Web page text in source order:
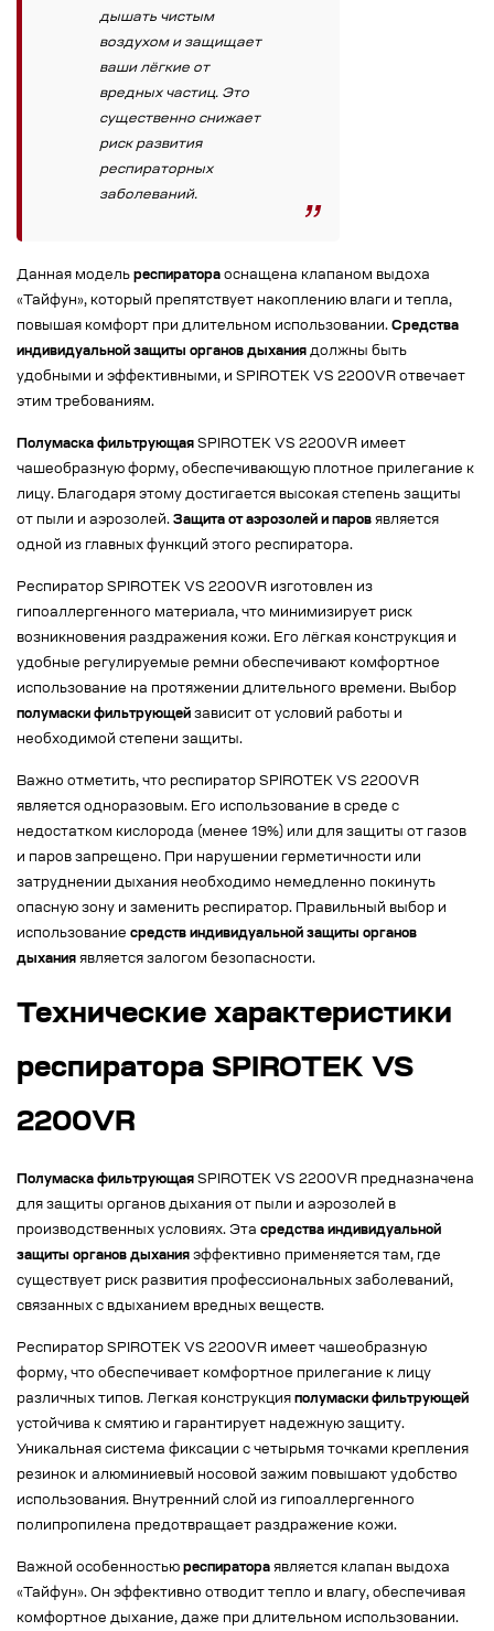
дышать чистым
воздухом и защищает
ваши лёгкие от
вредных частиц. Это
существенно снижает
риск развития
респираторных
заболеваний.
Данная модель респиратора оснащена клапаном выдоха
«Тайфун», который препятствует накоплению влаги и тепла,
повышая комфорт при длительном использовании. Средства
индивидуальной защиты органов дыхания должны быть
удобными и эффективными, и SPIROTEK VS 2200VR отвечает
этим требованиям.
Полумаска фильтрующая SPIROTEK VS 2200VR имеет
чашеобразную форму, обеспечивающую плотное прилегание к
лицу. Благодаря этому достигается высокая степень защиты
от пыли и аэрозолей. Защита от аэрозолей и паров является
одной из главных функций этого респиратора.
Респиратор SPIROTEK VS 2200VR изготовлен из
гипоаллергенного материала, что минимизирует риск
возникновения раздражения кожи. Его лёгкая конструкция и
удобные регулируемые ремни обеспечивают комфортное
использование на протяжении длительного времени. Выбор
полумаски фильтрующей зависит от условий работы и
необходимой степени защиты.
Важно отметить, что респиратор SPIROTEK VS 2200VR
является одноразовым. Его использование в среде с
недостатком кислорода (менее 19%) или для защиты от газов
и паров запрещено. При нарушении герметичности или
затруднении дыхания необходимо немедленно покинуть
опасную зону и заменить респиратор. Правильный выбор и
использование средств индивидуальной защиты органов
дыхания является залогом безопасности.
Технические характеристики
респиратора SPIROTEK VS
2200VR
Полумаска фильтрующая SPIROTEK VS 2200VR предназначена
для защиты органов дыхания от пыли и аэрозолей в
производственных условиях. Эта средства индивидуальной
защиты органов дыхания эффективно применяется там, где
существует риск развития профессиональных заболеваний,
связанных с вдыханием вредных веществ.
Респиратор SPIROTEK VS 2200VR имеет чашеобразную
форму, что обеспечивает комфортное прилегание к лицу
различных типов. Легкая конструкция полумаски фильтрующей
устойчива к смятию и гарантирует надежную защиту.
Уникальная система фиксации с четырьмя точками крепления
резинок и алюминиевый носовой зажим повышают удобство
использования. Внутренний слой из гипоаллергенного
полипропилена предотвращает раздражение кожи.
Важной особенностью респиратора является клапан выдоха
«Тайфун». Он эффективно отводит тепло и влагу, обеспечивая
комфортное дыхание, даже при длительном использовании.